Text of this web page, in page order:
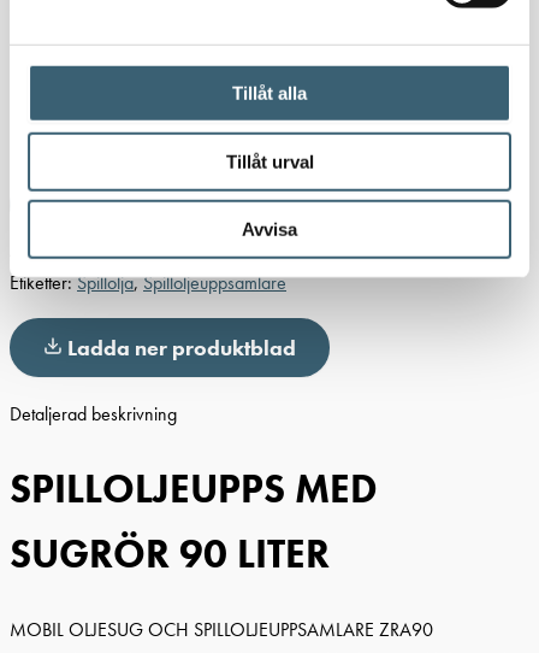
Tillåt alla
Tillåt urval
Avvisa
Kan restnoteras
- +
Lägg till i varukorg
Artikelnr:8508000Kategorier:Oljepumpar & tillbehör,Verkstad
Etiketter:Spillolja,Spilloljeuppsamlare
Ladda ner produktblad
Detaljerad beskrivning
SPILLOLJEUPPS MED
SUGRÖR 90 LITER
MOBIL OLJESUG OCH SPILLOLJEUPPSAMLARE ZRA90